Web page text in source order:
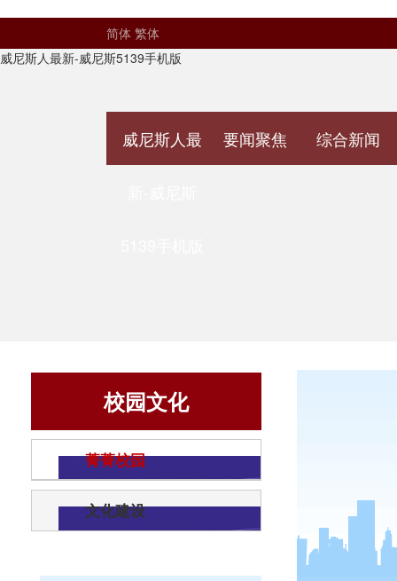
简体 繁体
威尼斯人最新-威尼斯5139手机版
威尼斯人最 要闻聚焦 综合新闻
校园文化
菁菁校园
文化建设